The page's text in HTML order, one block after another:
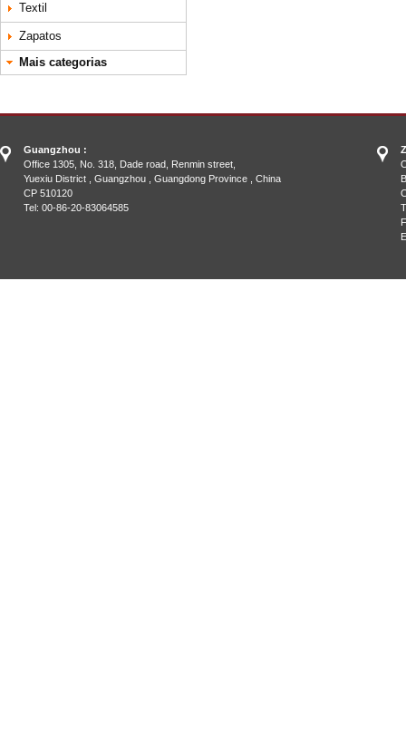
Textil
Zapatos
Mais categorias
Guangzhou :
Office 1305, No. 318, Dade road, Renmin street,
Yuexiu District , Guangzhou , Guangdong Province , China
CP 510120
Tel: 00-86-20-83064585